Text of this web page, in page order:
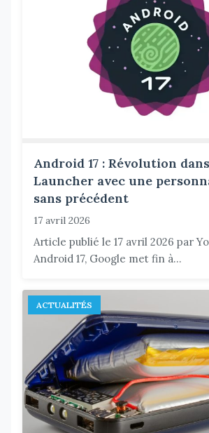
Android 17 : Révolution
Launcher avec une
sans précédent
17 avril 2026
Article publié le 17 avril 2026 par
Android 17, Google met fin à...
ACTUALITÉS